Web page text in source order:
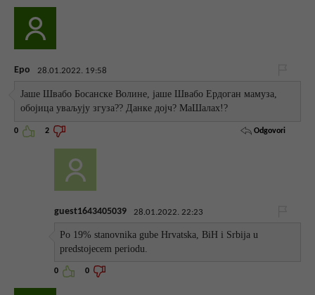
Еро 28.01.2022. 19:58
Јаше Швабо Босанске Волине, јаше Швабо Ердоган мамуза,
обојица уваљују згуза?? Данке дојч? МаШалах!?
0 2 Odgovori
guest1643405039 28.01.2022. 22:23
Po 19% stanovnika gube Hrvatska, BiH i Srbija u
predstojecem periodu.
0 0